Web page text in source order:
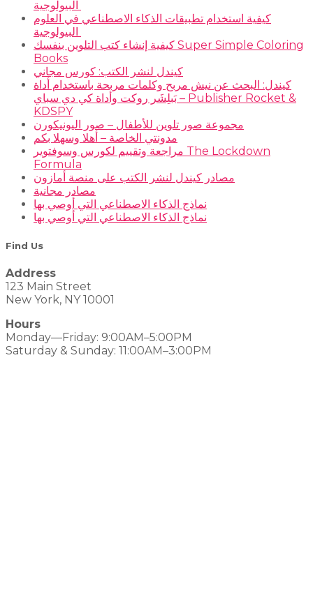
كيفية استخدام تطبيقات الذكاء الاصطناعي في العلوم
كيفية إنشاء كتب التلوين بنفسك Super Simple Coloring
Books
كيندل لنشر الكتب: كورس مجاني
كيندل: البحث عن نيش مربح وكلمات مربحة باستخدام أداة
بَبلِشَر روكت وأداة كي دي سباي – Publisher Rocket &
KDSPY
مجموعة صور تلوين للأطفال – صور اليونيكورن
مدونتي الخاصة – أهلا وسهلا بكم
مراجعة وتقييم لكورس وسوفتوير The Lockdown
Formula
مصادر كيندل لنشر الكتب على منصة أمازون
مصادر مجانية
نماذج الذكاء الاصطناعي التي أوصي بها
نماذج الذكاء الاصطناعي التي أوصي بها
Find Us
Address
123 Main Street
New York, NY 10001
Hours
Monday—Friday: 9:00AM–5:00PM
Saturday & Sunday: 11:00AM–3:00PM